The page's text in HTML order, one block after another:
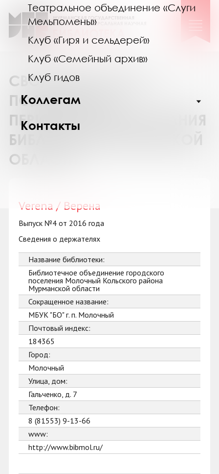
Театральное объединение «Слуги
Мельпомены»
Клуб «Гиря и сельдерей»
Клуб «Семейный архив»
Клуб гидов
Коллегам
Контакты
СВОДНЫЙ КАТАЛОГ
ПОДПИСКИ НА
ПЕРИОДИЧЕСКИЕ ИЗДАНИЯ
БИБЛИОТЕК МУРМАНСКОЙ
ОБЛАСТИ
Verena / Верена
Выпуск №4 от 2016 года
Сведения о держателях
Название библиотеки:
Библиотечное объединение городского
поселения Молочный Кольского района
Мурманской области
Сокращенное название:
МБУК "БО" г. п. Молочный
Почтовый индекс:
184365
Город:
Молочный
Улица, дом:
Гальченко, д. 7
Телефон:
8 (81553) 9-13-66
www:
http://www.bibmol.ru/